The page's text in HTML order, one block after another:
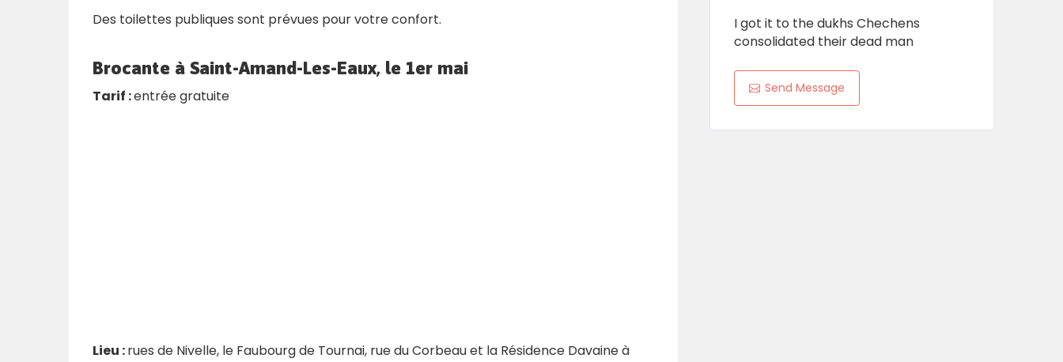
Des toilettes publiques sont prévues pour votre confort.
Brocante à Saint-Amand-Les-Eaux, le 1er mai
Tarif :entrée gratuite
Lieu :rues de Nivelle, le Faubourg de Tournai, rue du Corbeau et la Résidence Davaine à
I got it to the dukhs Chechens
consolidated their dead man
Send Message